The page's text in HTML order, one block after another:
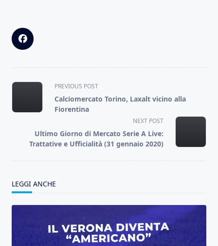
<span
class="nav-
subtitle
reader-
text">Page</span>
PREVIOUS POST
Calciomercato Torino, Laxalt vicino alla
Fiorentina
NEXT POST
Ultimo Giorno di Mercato Serie A Live:
Trattative e Ufficialità (31 gennaio 2020)
LEGGI ANCHE